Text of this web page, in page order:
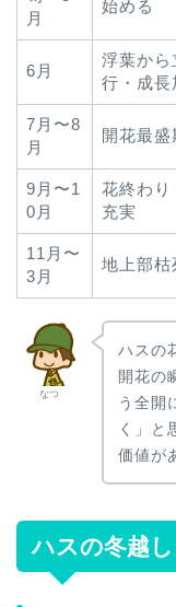
月
始める
6月
浮葉から
行・成長
7月〜8
月
開花最盛
9月〜1
0月
花終わり
充実
11月〜
3月
地上部枯
なつ
ハスの
開花の
う全開
く」と
価値が
ハスの冬越